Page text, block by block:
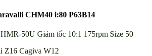
CHM40 i:80 P63B14
50U Giảm tốc 10:1 175rpm Size 50
Z16 Cagiva W12